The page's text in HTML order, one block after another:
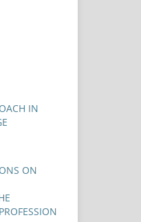
IN
ON